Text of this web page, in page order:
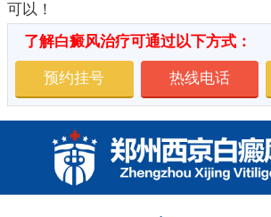
可以！
了解白癜风治疗可通过以下方式：
预约挂号 热线电话